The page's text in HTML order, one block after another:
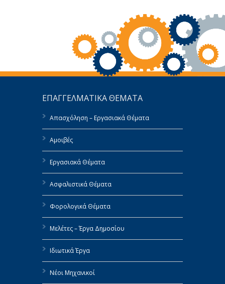
ΕΠΑΓΓΕΛΜΑΤΙΚΑ ΘΕΜΑΤΑ
Απασχόληση – Εργασιακά Θέματα
Αμοιβές
Εργασιακά Θέματα
Ασφαλιστικά Θέματα
Φορολογικά Θέματα
Μελέτες – Έργα Δημοσίου
Ιδιωτικά Έργα
Νέοι Μηχανικοί